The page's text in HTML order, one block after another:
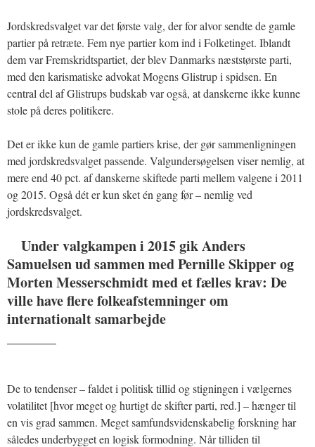
Jordskredsvalget var det første valg, der for alvor sendte de gamle
partier på retræte. Fem nye partier kom ind i Folketinget. Iblandt
dem var Fremskridtspartiet, der blev Danmarks næststørste parti,
med den karismatiske advokat Mogens Glistrup i spidsen. En
central del af Glistrups budskab var også, at danskerne ikke kunne
stole på deres politikere.
Det er ikke kun de gamle partiers krise, der gør sammenligningen
med jordskredsvalget passende. Valgundersøgelsen viser nemlig, at
mere end 40 pct. af danskerne skiftede parti mellem valgene i 2011
og 2015. Også dét er kun sket én gang før – nemlig ved
jordskredsvalget.
Under valgkampen i 2015 gik Anders
Samuelsen ud sammen med Pernille Skipper og
Morten Messerschmidt med et fælles krav: De
ville have flere folkeafstemninger om
internationalt samarbejde
De to tendenser – faldet i politisk tillid og stigningen i vælgernes
volatilitet [hvor meget og hurtigt de skifter parti, red.] – hænger til
en vis grad sammen. Meget samfundsvidenskabelig forskning har
således underbygget en logisk formodning. Når tilliden til